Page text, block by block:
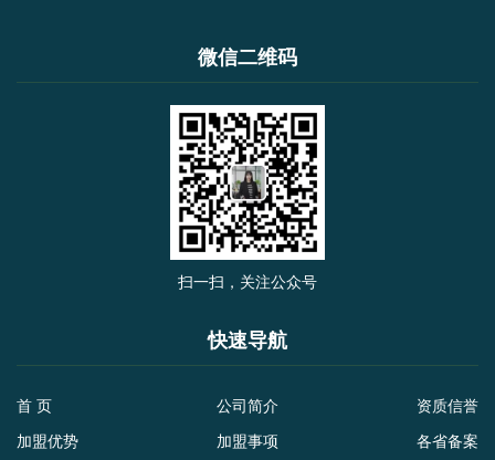
微信二维码
扫一扫，关注公众号
快速导航
首 页 公司简介
资质信誉
加盟优势
加盟事项
各省备案